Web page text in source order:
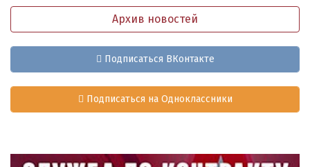
Архив новостей
Подписаться ВКонтакте
Подписаться на Одноклассники